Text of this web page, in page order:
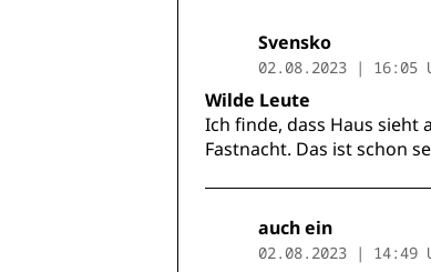
Svensko
02.08.2023 | 16:05
Wilde Leute
Ich finde, dass Haus sieht
Fastnacht. Das ist schon
auch ein
02.08.2023 | 14:49